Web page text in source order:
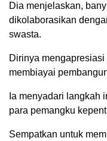
Dia menjelaskan,
dikolaborasikan
swasta.
Dirinya
membiayai
Ia menyadari langkah
para pemangku
Sempatkan untuk